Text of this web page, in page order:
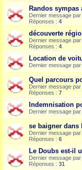
Randos
Dernier message par
Réponses : 4
découverte
Dernier message par
Réponses : 4
Location de
Dernier message par
Quel parcours
Dernier message par
Réponses : 7
Indemnisation
Dernier message par
se baigner dans
Dernier message par
Réponses : 6
Le Doubs est-il
Dernier message par
Réponses : 31